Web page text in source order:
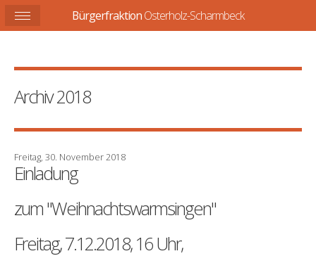
Archiv 2018
Freitag, 30. November 2018
Einladung
zum "Weihnachtswarmsingen"
Freitag, 7.12.2018, 16 Uhr,
BürgerfraktionOsterholz-Scharmbeck